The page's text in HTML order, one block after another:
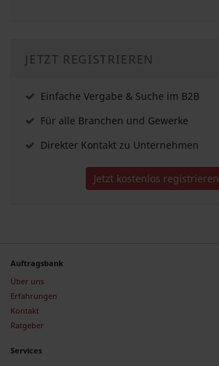
JETZT REGISTRIEREN
Einfache Vergabe & Suche im B2B
Für alle Branchen und Gewerke
Direkter Kontakt zu Unternehmen
Jetzt kostenlos registrieren
Auftragsbank
Über uns
Erfahrungen
Kontakt
Ratgeber
Services